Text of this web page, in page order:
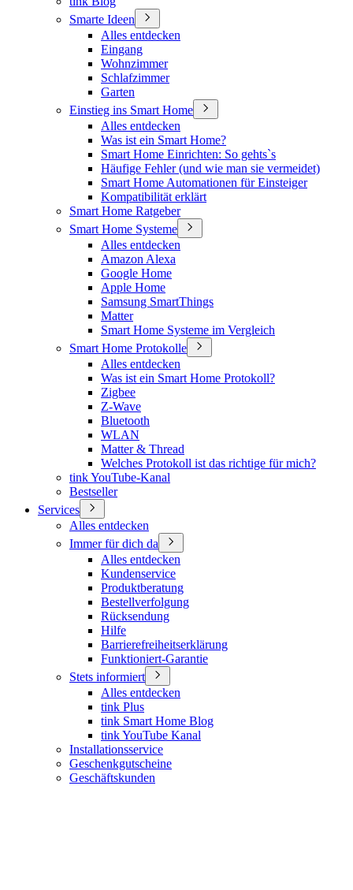
Smarte Ideen
Alles entdecken
Eingang
Wohnzimmer
Schlafzimmer
Garten
Einstieg ins Smart Home
Alles entdecken
Was ist ein Smart Home?
Smart Home Einrichten: So gehts`s
Häufige Fehler (und wie man sie vermeidet)
Smart Home Automationen für Einsteiger
Kompatibilität erklärt
Smart Home Ratgeber
Smart Home Systeme
Alles entdecken
Amazon Alexa
Google Home
Apple Home
Samsung SmartThings
Matter
Smart Home Systeme im Vergleich
Smart Home Protokolle
Alles entdecken
Was ist ein Smart Home Protokoll?
Zigbee
Z-Wave
Bluetooth
WLAN
Matter & Thread
Welches Protokoll ist das richtige für mich?
tink YouTube-Kanal
Bestseller
Services
Alles entdecken
Immer für dich da
Alles entdecken
Kundenservice
Produktberatung
Bestellverfolgung
Rücksendung
Hilfe
Barrierefreiheitserklärung
Funktioniert-Garantie
Stets informiert
Alles entdecken
tink Plus
tink Smart Home Blog
tink YouTube Kanal
Installationsservice
Geschenkgutscheine
Geschäftskunden